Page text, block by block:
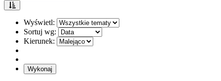
Wyświetl:
Sortuj wg:
Kierunek: